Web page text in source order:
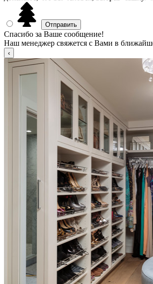
Спасибо за Ваше сообщение!
Наш менеджер свяжется с Вами в